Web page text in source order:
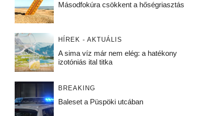
Másodfokúra csökkent a hőségriasztás
HÍREK - AKTUÁLIS
A sima víz már nem elég: a hatékony
izotóniás ital titka
BREAKING
Baleset a Püspöki utcában